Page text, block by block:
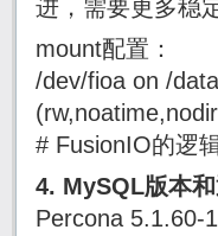
进，需要更多稳
mount配置：
/dev/fioa on /
# FusionIO的逻
4. MySQL版本和
Percona 5.1.60-